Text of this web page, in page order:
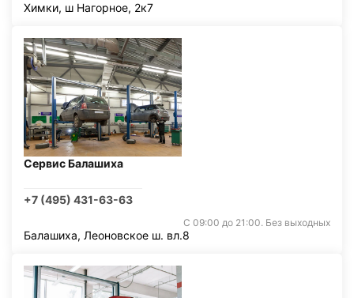
Химки, ш Нагорное, 2к7
Сервис Балашиха
+7 (495) 431-63-63
С 09:00 до 21:00. Без выходных
Балашиха, Леоновское ш. вл.8